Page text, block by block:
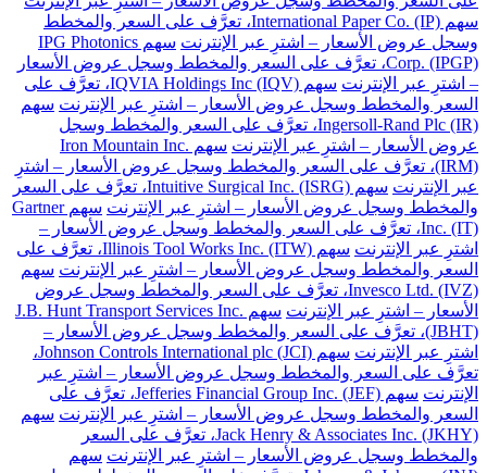
سهم International Paper Co. (IP)، تعرَّف على السعر والمخطط
وسجل عروض الأسعار – اشترِ عبر الإنترنت
سهم IPG Photonics
Corp. (IPGP)، تعرَّف على السعر والمخطط وسجل عروض الأسعار
– اشترِ عبر الإنترنت
سهم IQVIA Holdings Inc (IQV)، تعرَّف على
السعر والمخطط وسجل عروض الأسعار – اشترِ عبر الإنترنت سهم
Ingersoll-Rand Plc (IR)، تعرَّف على السعر والمخطط وسجل
عروض الأسعار – اشترِ عبر الإنترنت
سهم Iron Mountain Inc.
(IRM)، تعرَّف على السعر والمخطط وسجل عروض الأسعار – اشترِ
عبر الإنترنت
سهم Intuitive Surgical Inc. (ISRG)، تعرَّف على السعر
والمخطط وسجل عروض الأسعار – اشترِ عبر الإنترنت
سهم Gartner
Inc. (IT)، تعرَّف على السعر والمخطط وسجل عروض الأسعار –
اشترِ عبر الإنترنت
سهم Illinois Tool Works Inc. (ITW)، تعرَّف على
السعر والمخطط وسجل عروض الأسعار – اشترِ عبر الإنترنت سهم
Invesco Ltd. (IVZ)، تعرَّف على السعر والمخطط وسجل عروض
الأسعار – اشترِ عبر الإنترنت
سهم J.B. Hunt Transport Services Inc.
(JBHT)، تعرَّف على السعر والمخطط وسجل عروض الأسعار –
اشترِ عبر الإنترنت
سهم Johnson Controls International plc (JCI)،
تعرَّف على السعر والمخطط وسجل عروض الأسعار – اشترِ عبر
الإنترنت
سهم Jefferies Financial Group Inc. (JEF)، تعرَّف على
السعر والمخطط وسجل عروض الأسعار – اشترِ عبر الإنترنت سهم
Jack Henry & Associates Inc. (JKHY)، تعرَّف على السعر
والمخطط وسجل عروض الأسعار – اشترِ عبر الإنترنت سهم